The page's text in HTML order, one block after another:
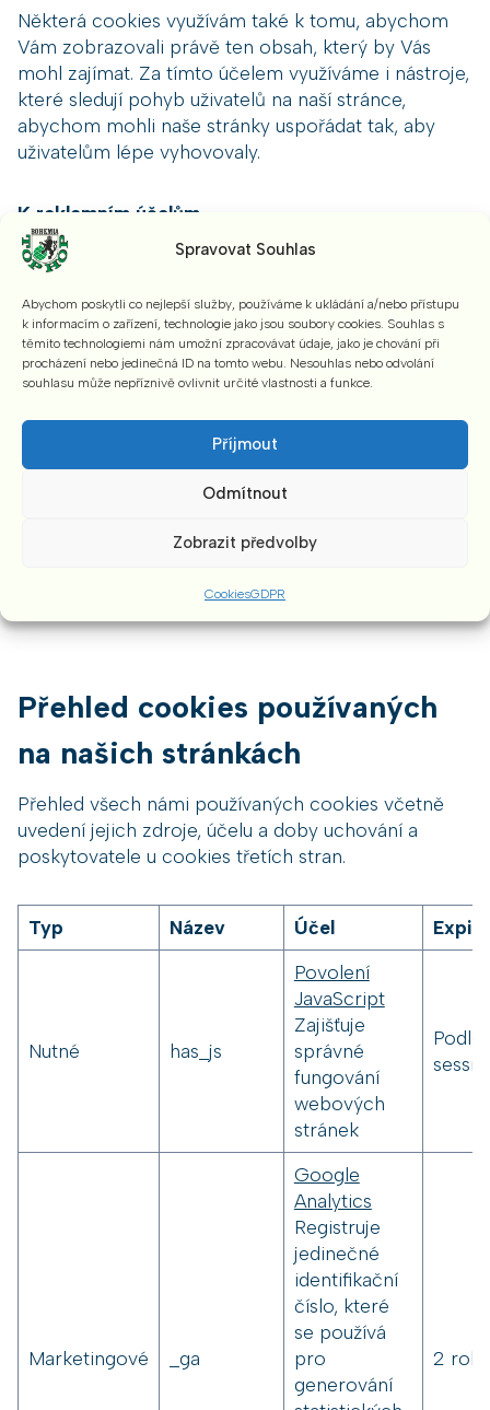
Spravovat Souhlas
Abychom poskytli co nejlepší služby, používáme k ukládání a/nebo přístupu
k informacím o zařízení, technologie jako jsou soubory cookies. Souhlas s
těmito technologiemi nám umožní zpracovávat údaje, jako je chování při
procházení nebo jedinečná ID na tomto webu. Nesouhlas nebo odvolání
souhlasu může nepříznivě ovlivnit určité vlastnosti a funkce.
Příjmout
Odmítnout
Zobrazit předvolby
CookiesGDPR
Některá cookies využívám také k tomu, abychom
Vám zobrazovali právě ten obsah, který by Vás
mohl zajímat. Za tímto účelem využíváme i nástroje,
které sledují pohyb uživatelů na naší stránce,
abychom mohli naše stránky uspořádat tak, aby
uživatelům lépe vyhovovaly.
K reklamním účelům
Některé cookies slouží k lepšímu cílení reklamy
podle chování uživatelů. Jde o data, která nemají
používáme výhradně k segmentaci návštěvníků za
účelem doručení relevantnějšího reklamního
sdělení. Segmenty jsou vytvořeny na základě
několika obecných vzorců chování návštěvníků a
obsahu jimi navštívených stránek. Naše
společnost rozhodně nevytváří žádné podrobné
profily našich návštěvníků.
Některé výše uvedené systémy využívají i technik
stránkách třetích osob obsah.
Přehled cookies používaných
na našich stránkách
Přehled všech námi používaných cookies včetně
uvedení jejich zdroje, účelu a doby uchování a
poskytovatele u cookies třetích stran.
Typ Název Účel
Nutné has_js
Povolení
JavaScript
Zajišťuje
správné
fungování
webových
stránek
Podle
Marketingové _ga
Google
Analytics
Registruje
jedinečné
identifikační
číslo, které
se používá
pro
generování
2 roky